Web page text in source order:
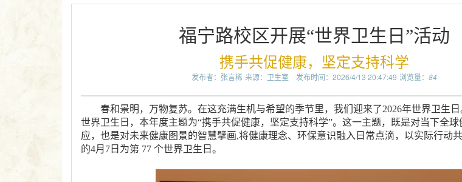
福宁路校区开展“世界卫生日”活动
携手共促健康，坚定支持科学
发布者：张言桸 来源：卫生室 发布时间：2026/4/13 20:47:49 浏览量： 84
春和景明，万物复苏。在这充满生机与希望的季节里，我们迎来了2026年世界卫生日
世界卫生日，本年度主题为“携手共促健康，坚定支持科学”。这一主题，既是对当下全球
应，也是对未来健康图景的智慧擘画,将健康理念、环保意识融入日常点滴，以实际行动
的4月7日为第 77 个世界卫生日。